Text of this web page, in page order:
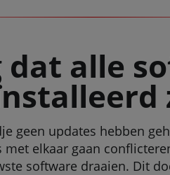
dat alle
geen updates hebben
elkaar gaan
software draaien. Dit